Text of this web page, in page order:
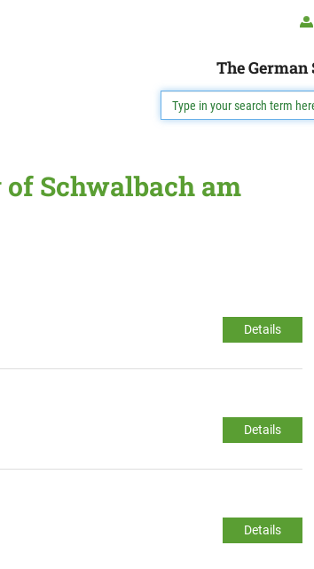
The German
Schwalbach am
Details
Details
Details